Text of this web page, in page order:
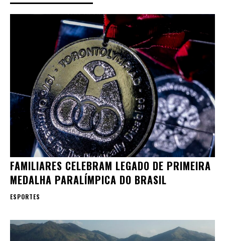
FAMILIARES CELEBRAM LEGADO DE PRIMEIRA
MEDALHA PARALÍMPICA DO BRASIL
ESPORTES